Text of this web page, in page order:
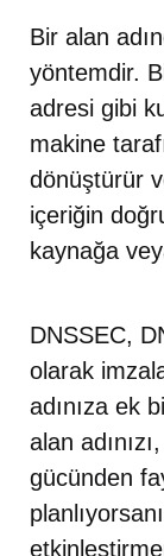
Bir alan
yöntemdir.
adresi gibi
makine
dönüştürür
içeriğin
kaynağa
DNSSEC,
olarak
adınıza ek
alan
gücünden